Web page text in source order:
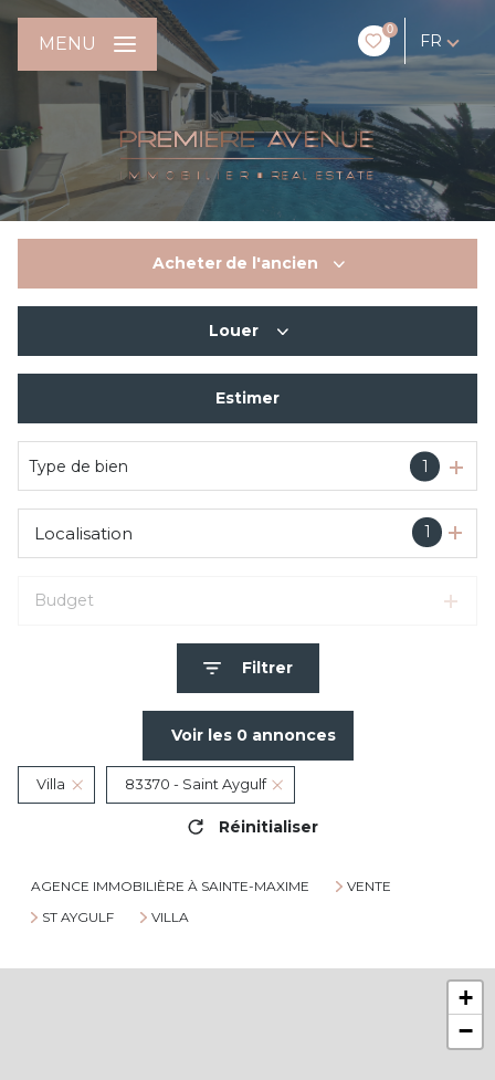
0
FR
MENU
Acheter de l'ancien
Louer
Estimer
Type de bien 1
1
Localisation
Budget
Filtrer
Voir les 0annonces
Villa 83370 - Saint Aygulf
Réinitialiser
AGENCE IMMOBILIÈRE À SAINTE-MAXIME
VENTE
ST AYGULF
VILLA
+
−